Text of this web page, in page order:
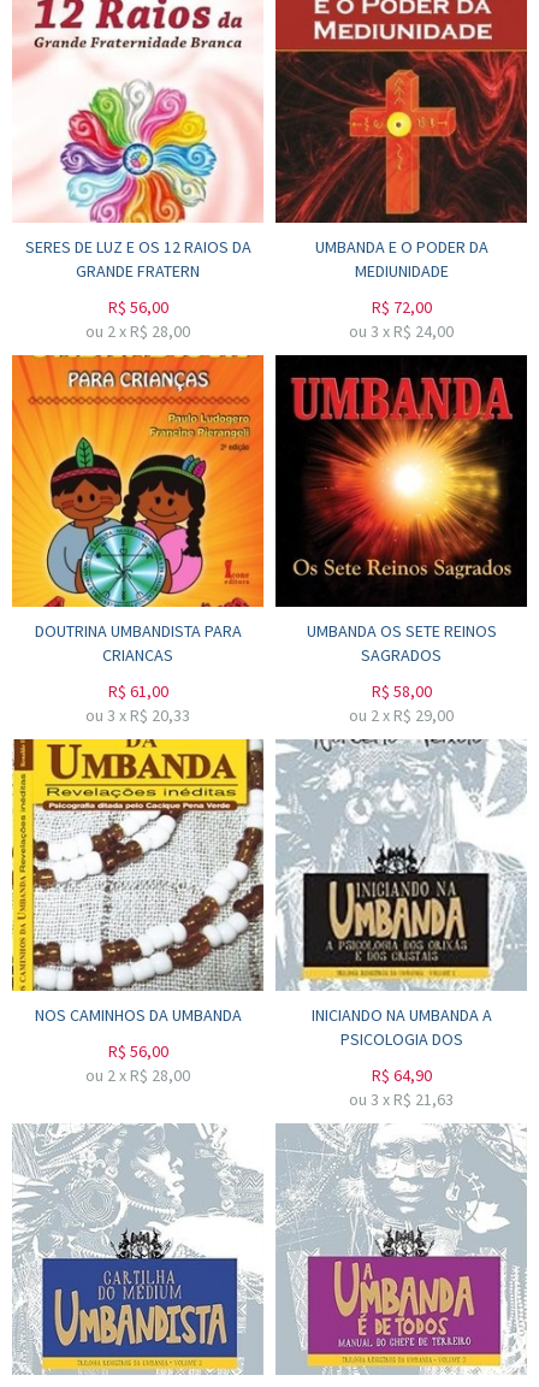
SERES DE LUZ E OS 12 RAIOS DA
GRANDE FRATERN
R$ 56,00
ou 2x R$ 28,00
UMBANDA E O PODER DA
MEDIUNIDADE
R$ 72,00
ou 3 x R$ 24,00
DOUTRINA UMBANDISTA PARA
CRIANCAS
R$ 61,00
ou 3 x R$ 20,33
UMBANDA OS SETE REINOS
SAGRADOS
R$ 58,00
ou 2x R$ 29,00
NOS CAMINHOS DA UMBANDA
R$ 56,00
ou 2x R$ 28,00
INICIANDO NA UMBANDA A
PSICOLOGIA DOS
R$ 64,90
ou 3 x R$ 21,63